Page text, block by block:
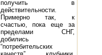
получить в
действительности.
Примерно так, к
счастью, пока еще за
пределами СНГ,
добились
“потребительских